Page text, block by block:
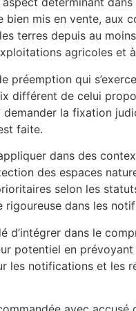
bien mis en vente, aux
terres depuis au
agricoles et
préemption qui
différent de celui
la fixation
faite.
dans des
des espaces
selon les
dans les
d’intégrer dans le
potentiel en
les notifications et les